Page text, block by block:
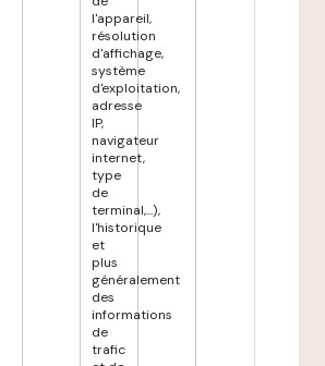
l'appareil,
résolution
d'affichage,
système
d'exploitation,
adresse
IP,
navigateur
internet,
type
de
terminal,...),
l'historique
et
plus
généralement
des
informations
de
trafic